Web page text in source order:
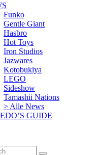
Funko
Gentle Giant
Hasbro
Hot Toys
Iron Studios
Jazwares
Kotobukiya
LEGO
Sideshow
Tamashii Nations
> Alle News
GUIDE